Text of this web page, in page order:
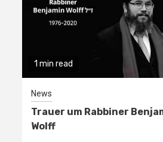
1 min read
News
Trauer um Rabbiner
Wolff